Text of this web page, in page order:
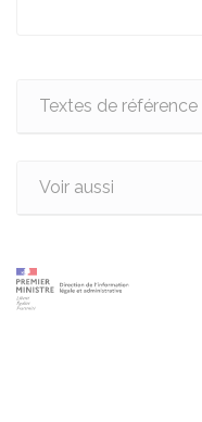
Textes de référence
Voir aussi